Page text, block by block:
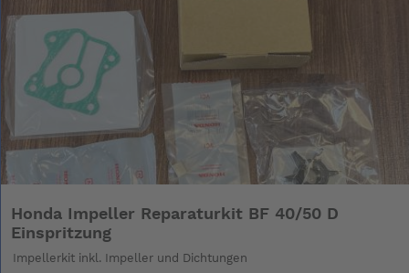
Honda Impeller Reparaturkit BF 40/50 D
Einspritzung
Impellerkit inkl. Impeller und Dichtungen